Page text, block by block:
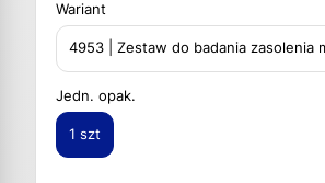
Wariant
4953 | Zestaw do badania zasolenia
Jedn. opak.
1 szt